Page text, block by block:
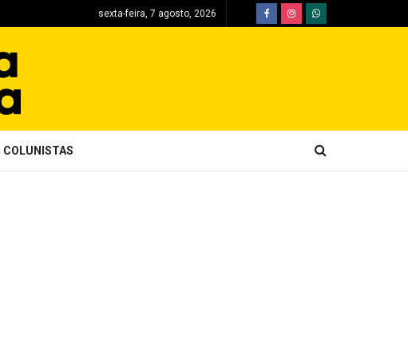
sexta-feira, 7 agosto, 2026
COLUNISTAS